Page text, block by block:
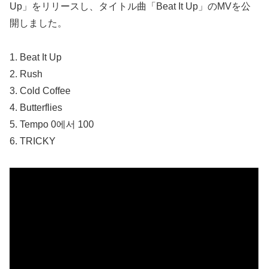
Up」をリリースし、タイトル曲「Beat It Up」のMVを公
開しました。
1. Beat It Up
2. Rush
3. Cold Coffee
4. Butterflies
5. Tempo 0에서 100
6. TRICKY